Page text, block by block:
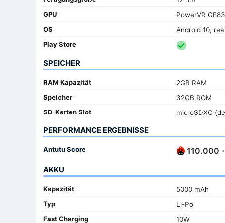
GPU
PowerVR
OS
Android 10,
Play Store
SPEICHER
RAM Kapazität
2GB RAM
Speicher
32GB ROM
SD-Karten Slot
microSDXC
PERFORMANCE ERGEBNISSE
Antutu Score 110.000 •
AKKU
Kapazität
5000 mAh
Typ
Li-Po
Fast Charging
10W